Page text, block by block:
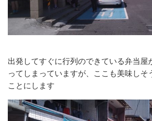
出発してすぐに行列のできている弁当屋
ってしまっていますが、ここも美味しそ
ことにします